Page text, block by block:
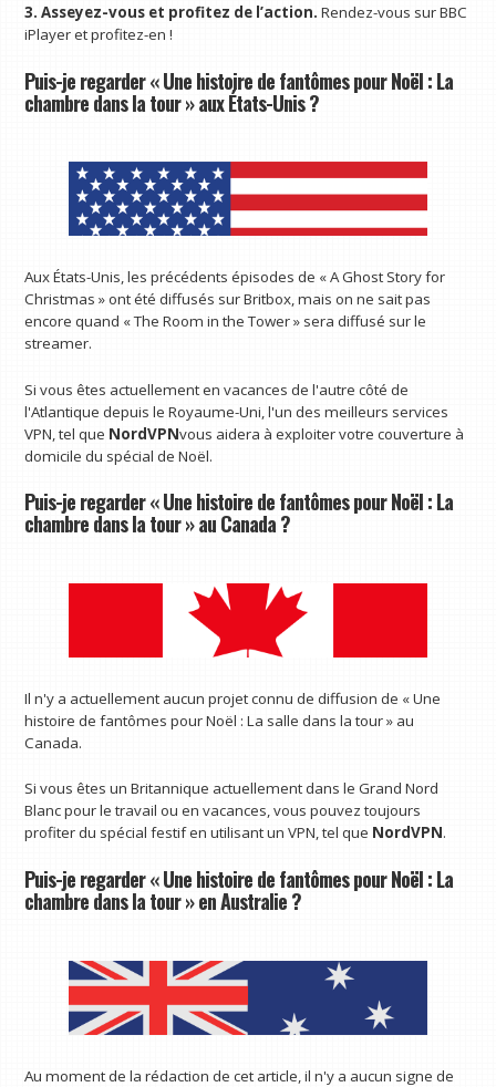
3. Asseyez-vous et profitez de l’action.Rendez-vous sur BBC
iPlayer et profitez-en !
Puis-je regarder « Une histoire de fantômes pour Noël : La
chambre dans la tour » aux États-Unis ?
Aux États-Unis, les précédents épisodes de « A Ghost Story for
Christmas » ont été diffusés sur Britbox, mais on ne sait pas
encore quand « The Room in the Tower » sera diffusé sur le
streamer.
Si vous êtes actuellement en vacances de l'autre côté de
l'Atlantique depuis le Royaume-Uni, l'un des meilleurs services
VPN, tel que NordVPNvous aidera à exploiter votre couverture à
domicile du spécial de Noël.
Puis-je regarder « Une histoire de fantômes pour Noël : La
chambre dans la tour » au Canada ?
Il n'y a actuellement aucun projet connu de diffusion de « Une
histoire de fantômes pour Noël : La salle dans la tour » au
Canada.
Si vous êtes un Britannique actuellement dans le Grand Nord
Blanc pour le travail ou en vacances, vous pouvez toujours
profiter du spécial festif en utilisant un VPN, tel que NordVPN.
Puis-je regarder « Une histoire de fantômes pour Noël : La
chambre dans la tour » en Australie ?
Au moment de la rédaction de cet article, il n'y a aucun signe de